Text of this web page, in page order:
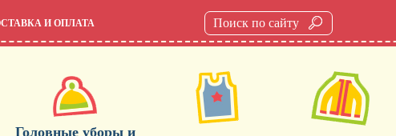
И ОПЛАТА
Головные уборы и